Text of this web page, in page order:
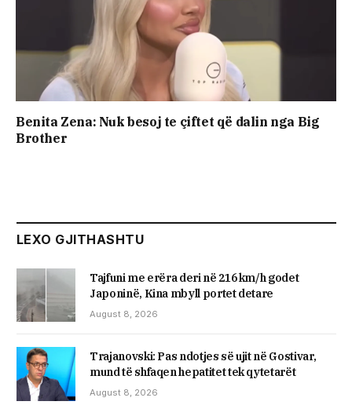
Benita Zena: Nuk besoj te çiftet që dalin nga Big
Brother
LEXO GJITHASHTU
Tajfuni me erëra deri në 216 km/h godet
Japoninë, Kina mbyll portet detare
August 8, 2026
Trajanovski: Pas ndotjes së ujit në Gostivar,
mund të shfaqen hepatitet tek qytetarët
August 8, 2026